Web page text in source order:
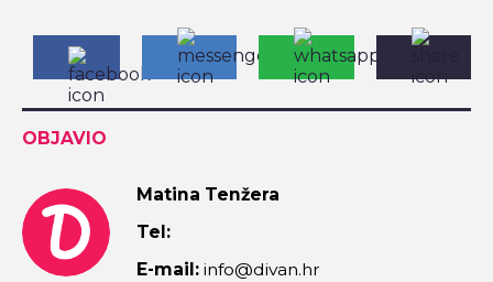
OBJAVIO
Matina Tenžera
Tel:
E-mail: info@divan.hr